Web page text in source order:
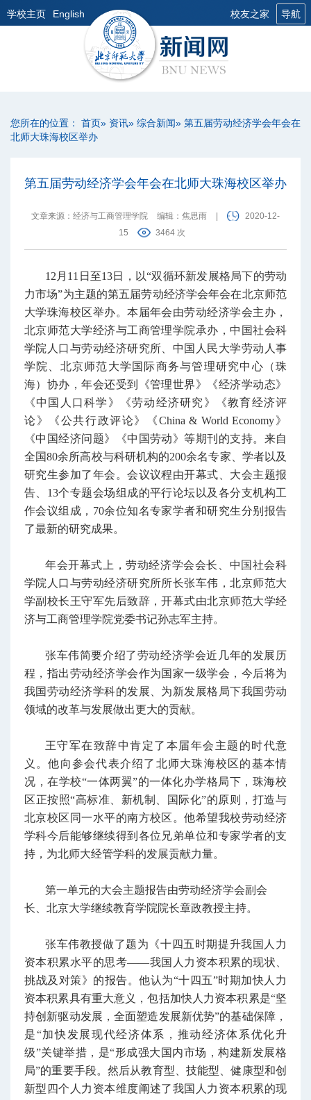
学校主页 English 校友之家 导航
您所在的位置： 首页» 资讯» 综合新闻» 第五届劳动经济学会年会在
北师大珠海校区举办
第五届劳动经济学会年会在北师大珠海校区举办
文章来源：经济与工商管理学院 编辑：焦思雨
2020-12-
15
3464 次
12月11日至13日，以“双循环新发展格局下的劳动
力市场”为主题的第五届劳动经济学会年会在北京师范
大学珠海校区举办。本届年会由劳动经济学会主办，
北京师范大学经济与工商管理学院承办，中国社会科
学院人口与劳动经济研究所、中国人民大学劳动人事
学院、北京师范大学国际商务与管理研究中心（珠
海）协办，年会还受到《管理世界》《经济学动态》
《中国人口科学》《劳动经济研究》《教育经济评
论》《公共行政评论》《China & World Economy》
《中国经济问题》《中国劳动》等期刊的支持。来自
全国80余所高校与科研机构的200余名专家、学者以及
研究生参加了年会。会议议程由开幕式、大会主题报
告、13个专题会场组成的平行论坛以及各分支机构工
作会议组成，70余位知名专家学者和研究生分别报告
了最新的研究成果。
年会开幕式上，劳动经济学会会长、中国社会科
学院人口与劳动经济研究所所长张车伟，北京师范大
学副校长王守军先后致辞，开幕式由北京师范大学经
济与工商管理学院党委书记孙志军主持。
张车伟简要介绍了劳动经济学会近几年的发展历
程，指出劳动经济学会作为国家一级学会，今后将为
我国劳动经济学科的发展、为新发展格局下我国劳动
领域的改革与发展做出更大的贡献。
王守军在致辞中肯定了本届年会主题的时代意
义。他向参会代表介绍了北师大珠海校区的基本情
况，在学校“一体两翼”的一体化办学格局下，珠海校
区正按照“高标准、新机制、国际化”的原则，打造与
北京校区同一水平的南方校区。他希望我校劳动经济
学科今后能够继续得到各位兄弟单位和专家学者的支
持，为北师大经管学科的发展贡献力量。
第一单元的大会主题报告由劳动经济学会副会
长、北京大学继续教育学院院长章政教授主持。
张车伟教授做了题为《十四五时期提升我国人力
资本积累水平的思考——我国人力资本积累的现状、
挑战及对策》的报告。他认为“十四五”时期加快人力
资本积累具有重大意义，包括加快人力资本积累是“坚
持创新驱动发展，全面塑造发展新优势”的基础保障，
是“加快发展现代经济体系，推动经济体系优化升
级”关键举措，是“形成强大国内市场，构建新发展格
局”的重要手段。然后从教育型、技能型、健康型和创
新型四个人力资本维度阐述了我国人力资本积累的现